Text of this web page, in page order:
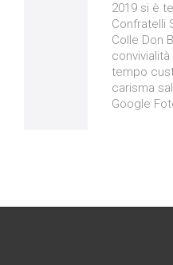
2019 si è
Confratelli
Colle Don
tempo
carisma
Google